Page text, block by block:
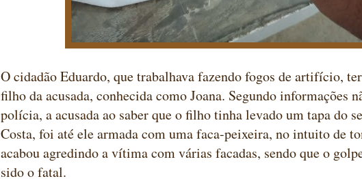
O cidadão Eduardo, que trabalhava fazendo fogos de artifício,
filho da acusada, conhecida como Joana. Segundo informações
polícia, a acusada ao saber que o filho tinha levado um tapa do
Costa, foi até ele armada com uma faca-peixeira, no intuito de
acabou agredindo a vítima com várias facadas, sendo que o
sido o fatal.